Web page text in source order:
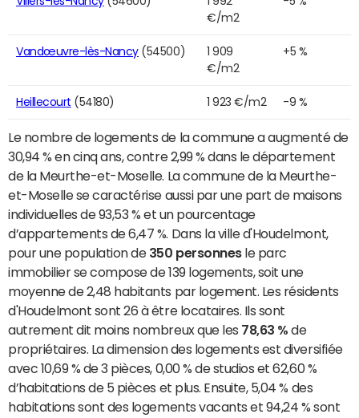
€/m2
Vandœuvre-lès-Nancy(54500)
1 909
€/m2
+5 %
Heillecourt (54180) 1 923 €/m2 -9 %
Le nombre de logements de la commune a augmenté de
30,94 % en cinq ans, contre 2,99 % dans le département
de la Meurthe-et-Moselle. La commune de la Meurthe-
et-Moselle se caractérise aussi par une part de maisons
individuelles de 93,53 % et un pourcentage
d’appartements de 6,47 %. Dans la ville d'Houdelmont,
pour une population de 350 personnesle parc
immobilier se compose de 139 logements, soit une
moyenne de 2,48 habitants par logement. Les résidents
d'Houdelmont sont 26 à être locataires. Ils sont
autrement dit moins nombreux que les 78,63 % de
propriétaires. La dimension des logements est diversifiée
avec 10,69 % de 3 pièces, 0,00 % de studios et 62,60 %
d’habitations de 5 pièces et plus. Ensuite, 5,04 % des
habitations sont des logements vacants et 94,24 % sont